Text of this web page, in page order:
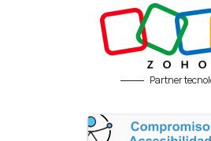
Partner